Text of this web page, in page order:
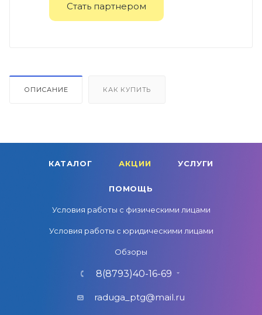
Стать партнером
ОПИСАНИЕ КАК КУПИТЬ
КАТАЛОГ АКЦИИ УСЛУГИ
ПОМОЩЬ
Условия работы с физическими лицами
Условия работы с юридическими лицами
Обзоры
8(8793)40-16-69
raduga_ptg@mail.ru